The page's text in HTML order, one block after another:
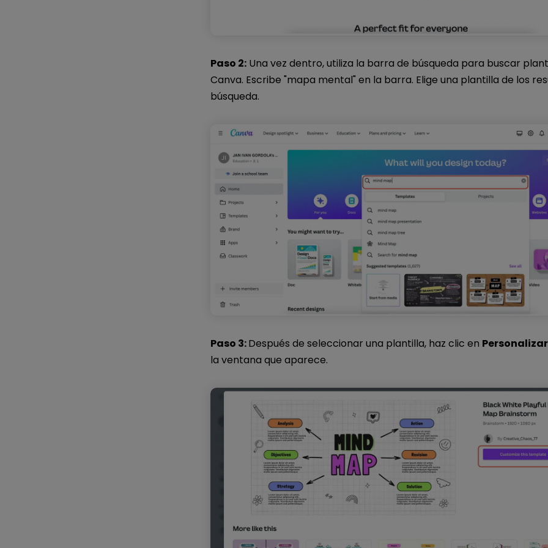
Paso 2:Una vez dentro, utiliza la barra de búsqueda para buscar
Canva. Escribe "mapa mental" en la barra. Elige una plantilla de los
búsqueda.
Paso 3:Después de seleccionar una plantilla, haz clic en
la ventana que aparece.